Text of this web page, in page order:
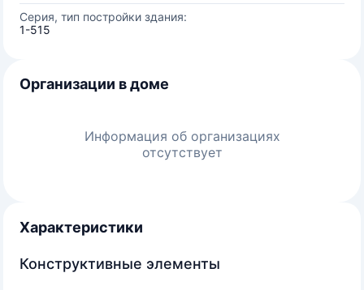
Серия, тип постройки здания:
1-515
Организации в доме
Информация об организациях
отсутствует
Характеристики
Конструктивные элементы